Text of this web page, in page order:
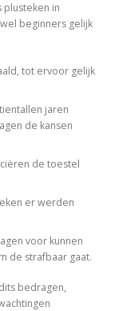
in
beginners gelijk
tot ervoor gelijk
jaren
de kansen
de toestel
er werden
voor kunnen
de strafbaar gaat.
bedragen,